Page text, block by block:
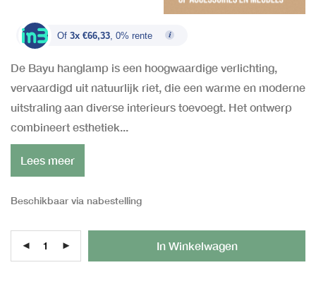
Of 3x €66,33 , 0% rente
De Bayu hanglamp is een hoogwaardige verlichting,
vervaardigd uit natuurlijk riet, die een warme en moderne
uitstraling aan diverse interieurs toevoegt. Het ontwerp
combineert esthetiek...
Lees meer
Beschikbaar via nabestelling
In Winkelwagen